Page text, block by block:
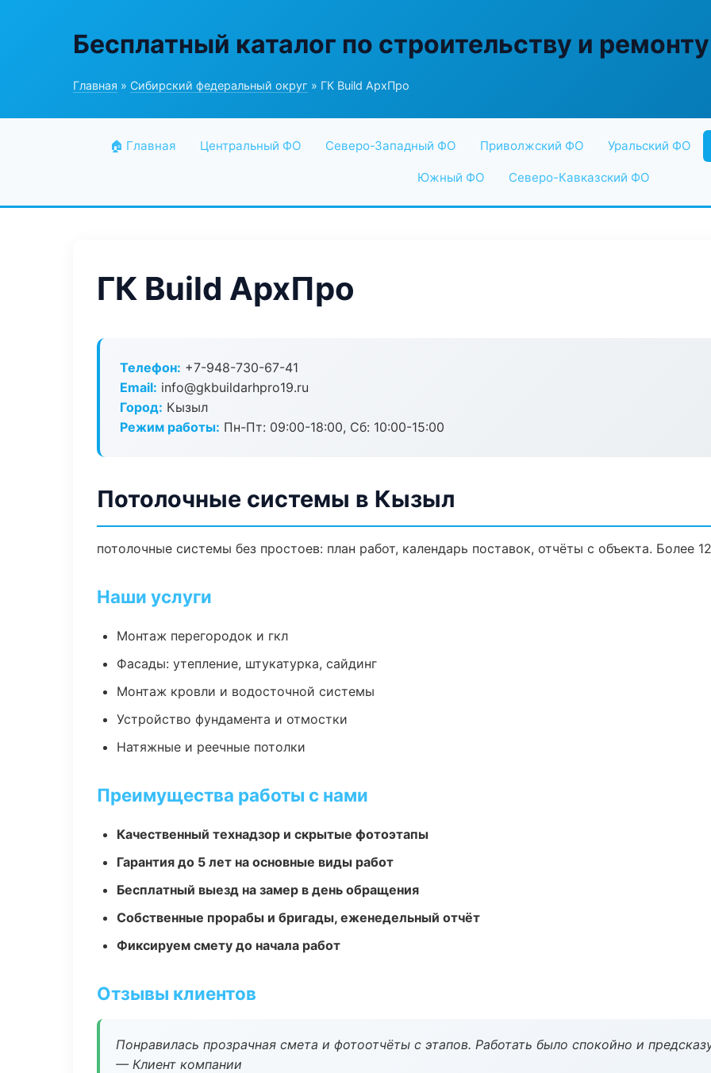
Бесплатный каталог по строительству и ремонту
Главная » Сибирский федеральный округ » ГК Build АрхПро
🏠 Главная Центральный ФО Северо-Западный ФО Приволжский ФО Уральский ФО
Южный ФО Северо-Кавказский ФО
ГК Build АрхПро
Телефон: +7-948-730-67-41
Email: info@gkbuildarhpro19.ru
Город: Кызыл
Режим работы: Пн-Пт: 09:00-18:00, Сб: 10:00-15:00
Потолочные системы в Кызыл
потолочные системы без простоев: план работ, календарь поставок, отчёты с объекта. Более
Наши услуги
Монтаж перегородок и гкл
Фасады: утепление, штукатурка, сайдинг
Монтаж кровли и водосточной системы
Устройство фундамента и отмостки
Натяжные и реечные потолки
Преимущества работы с нами
Качественный технадзор и скрытые фотоэтапы
Гарантия до 5 лет на основные виды работ
Бесплатный выезд на замер в день обращения
Собственные прорабы и бригады, еженедельный отчёт
Фиксируем смету до начала работ
Отзывы клиентов
Понравилась прозрачная смета и фотоотчёты с этапов. Работать было спокойно и
— Клиент компании